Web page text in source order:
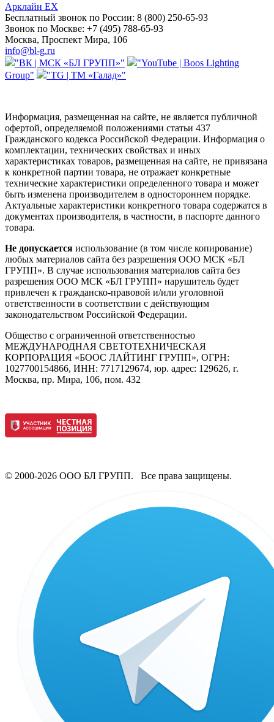
Арклайн EX
Бесплатный звонок по России: 8 (800) 250-65-93
Звонок по Москве: +7 (495) 788-65-93
Москва, Проспект Мира, 106
info@bl-g.ru
"ВК | МСК «БЛ ГРУПП»"
"YouTube | Boos Lighting
Group"
"TG | ТМ «Галад»"
Информация, размещенная на сайте, не является публичной
офертой, определяемой положениями статьи 437
Гражданского кодекса Российской Федерации. Информация о
комплектации, технических свойствах и иных
характеристиках товаров, размещенная на сайте, не привязана
к конкретной партии товара, не отражает конкретные
технические характеристики определенного товара и может
быть изменена производителем в одностороннем порядке.
Актуальные характеристики конкретного товара содержатся в
документах производителя, в частности, в паспорте данного
товара.
Не допускается использование (в том числе копирование)
любых материалов сайта без разрешения ООО МСК «БЛ
ГРУПП». В случае использования материалов сайта без
разрешения ООО МСК «БЛ ГРУПП» нарушитель будет
привлечен к гражданско-правовой и/или уголовной
ответственности в соответствии с действующим
законодательством Российской Федерации.
Общество с ограниченной ответственностью
МЕЖДУНАРОДНАЯ СВЕТОТЕХНИЧЕСКАЯ
КОРПОРАЦИЯ «БООС ЛАЙТИНГ ГРУПП», ОГРН:
1027700154866, ИНН: 7717129674, юр. адрес: 129626, г.
Москва, пр. Мира, 106, пом. 432
© 2000-2026 ООО БЛ ГРУПП. Все права защищены.